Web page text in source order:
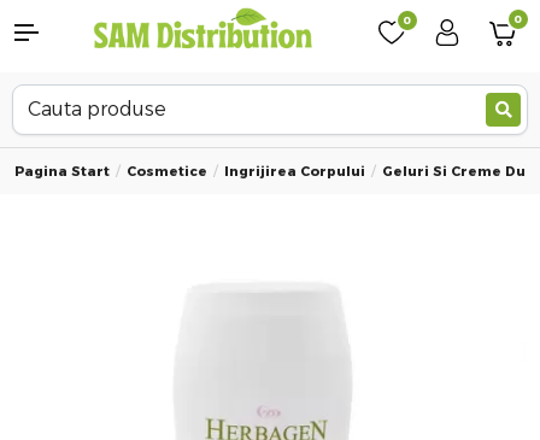
0 0
Pagina Start Cosmetice Ingrijirea Corpului Geluri Si Creme Dus